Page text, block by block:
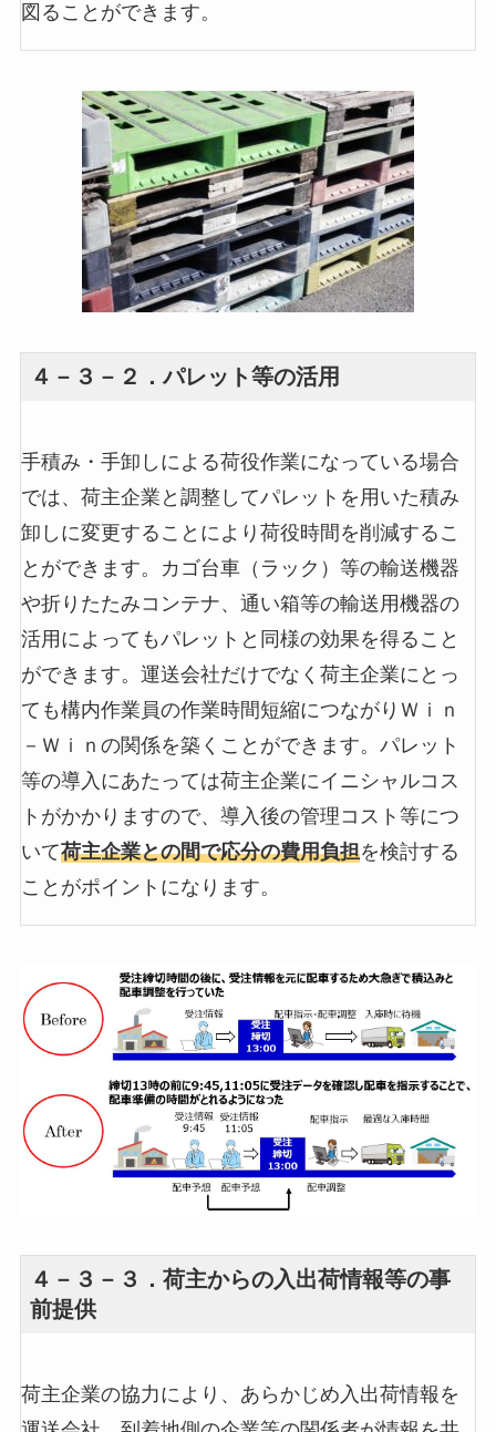
図ることができます。
４－３－２．パレット等の活用
手積み・手卸しによる荷役作業になっている場合
では、荷主企業と調整してパレットを用いた積み
卸しに変更することにより荷役時間を削減するこ
とができます。カゴ台車（ラック）等の輸送機器
や折りたたみコンテナ、通い箱等の輸送用機器の
活用によってもパレットと同様の効果を得ること
ができます。運送会社だけでなく荷主企業にとっ
ても構内作業員の作業時間短縮につながりＷｉｎ
－Ｗｉｎの関係を築くことができます。パレット
等の導入にあたっては荷主企業にイニシャルコス
トがかかりますので、導入後の管理コスト等につ
いて荷主企業との間で応分の費用負担を検討する
ことがポイントになります。
４－３－３．荷主からの入出荷情報等の事
前提供
荷主企業の協力により、あらかじめ入出荷情報を